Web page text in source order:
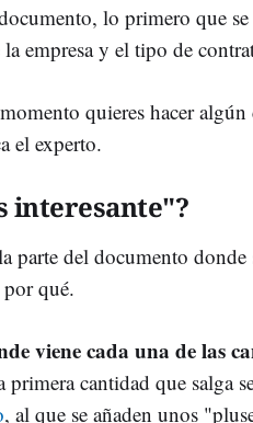
lo primero que se
empresa y el tipo de
quieres hacer
el experto.
interesante"?
parte del documento donde
qué.
viene cada una de las
cantidad que salga
, al que se añaden unos